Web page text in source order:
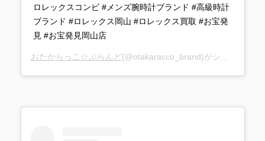
ロレックスコンビ #メンズ腕時計ブランド #高級時計
ブランド #ロレックス岡山 #ロレックス買取 #お宝発
見 #お宝発見岡山店
おたからっこ☆ぶらんど(@otakaracco_brand)がシェアした投稿 –